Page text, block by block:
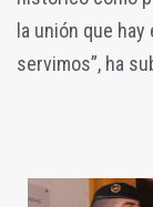
la unión que
servimos”, ha